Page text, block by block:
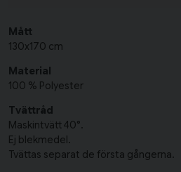
Mått
130x170 cm
Material
100 % Polyester
Tvättråd
Maskintvätt 40°.
Ej blekmedel.
Tvättas separat de första gångerna.